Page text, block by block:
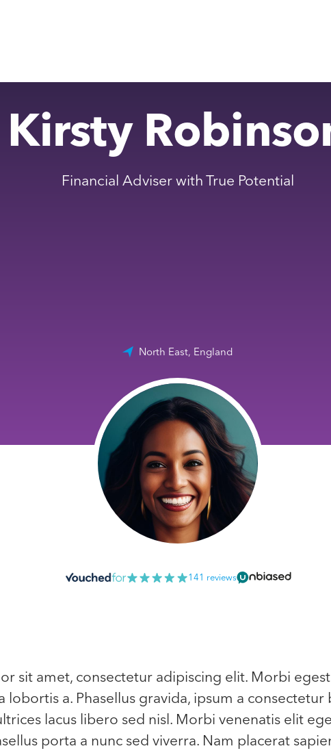
Kirsty
Financial Adviser with True Potential
North East, England
141 reviews
sit amet, consectetur adipiscing elit. Morbi
lobortis a. Phasellus gravida, ipsum a
lacus libero sed nisl. Morbi venenatis elit
porta a nunc sed viverra. Nam placerat